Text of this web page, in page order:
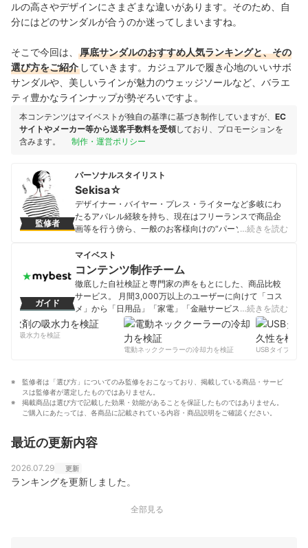
ルの高さやデザインにさまざまな違いがあります。そのため、自
分にはどのサンダルが合うのか迷ってしまいますね。
そこで今回は、 厚底サンダルのおすすめ人気ランキングと、その
選び方をご紹介 していきます。カジュアルで履き心地のいいサボ
サンダルや、美しいラインが魅力のウェッジソールなど、バラエ
ティ豊かなラインナップが勢ぞろいですよ。
本コンテンツはマイベストが独自の基準に基づき制作していますが、 EC
サイトやメーカー等から送客手数料を受領しており、プロモーションを
含みます。
制作・運営ポリシー
監修者
パーソナルスタイリスト
Sekisa☆
デザイナー・バイヤー・プレス・ライターなど多岐にわ
たるアパレル経験を持ち、現在はフリーランスで商品企
画等を行う傍ら、一般のお客様向けの“パーソナルスタイ
広い年齢層の顧客に向け、丁寧なカウンセリングと長年
のアパレルの知識と経験を元に「似合う」だけではな
い、お客様の気持ちに寄り添ったスタイリングに定評が
ある。得意なファッションジャンルはトラッド、モー
ド、ストリートなど雑食系。
Sekisa☆のプロフィール
…続きを読む
ガイド
マイベスト
コンテンツ制作チーム
徹底した自社検証と専門家の声をもとにした、商品比較
サービス。 月間3,000万以上のユーザーに向けて「コス
メ」から「日用品」「家電」「金融サービス」まで、ベ
ストな商品を選んでもらうために、毎日コンテンツを制
コンテンツ制作チームのプロフィール
…続きを読む
の吸水力を検証
電動ネッククーラーの冷却力を検証
USBタイプCケー
監修者は「選び方」についてのみ監修をおこなっており、掲載している商品・サービ
スは監修者が選定したものではありません。
掲載商品は選び方で記載した効果・効能があることを保証したものではありません。
ご購入にあたっては、各商品に記載されている内容・商品説明をご確認ください。
最近の更新内容
2026.07.29 更新
ランキングを更新しました。
全部見る